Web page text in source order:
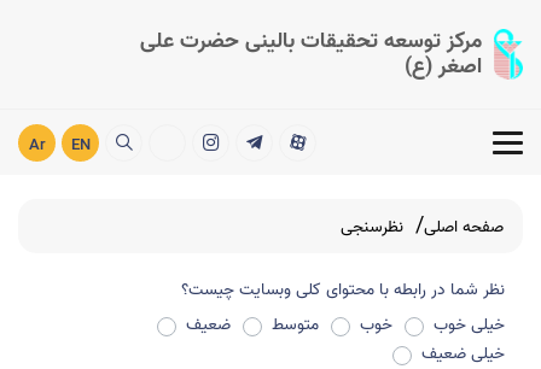
مرکز توسعه تحقیقات بالینی حضرت علی
اصغر (ع)
EN
Ar
صفحه اصلی نظرسنجی
نظر شما در رابطه با محتوای کلی وبسایت چیست؟
خیلی خوب
خوب متوسط
ضعیف
خیلی ضعیف